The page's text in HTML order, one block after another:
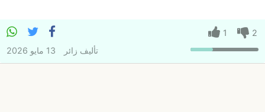
2
1
تأليف زائر 13 مايو 2026